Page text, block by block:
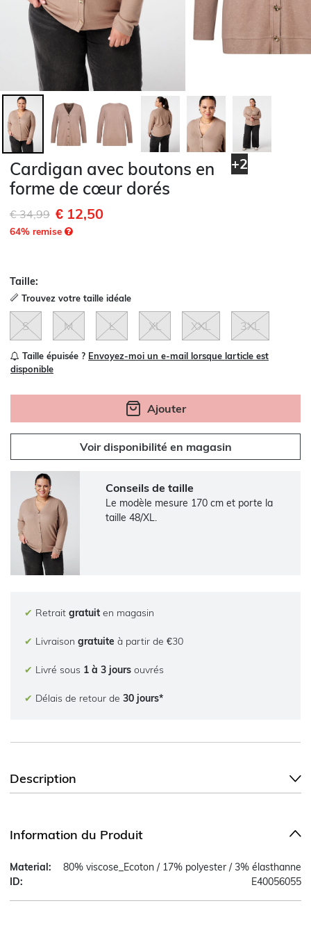
+2
Cardigan avec boutons en
forme de cœur dorés
Remise de
€ 34,99à€ 12,50
64% remise
Taille:
Trouvez votre taille idéale
S M L XL XXL 3XL
Taille épuisée ? Envoyez-moi un e-mail lorsque larticle est
disponible
Ajouter
Voir disponibilité en magasin
Conseils de taille
Le modèle mesure 170 cm et porte la
taille 48/XL.
✔ Retrait gratuit en magasin
✔ Livraison gratuite à partir de €30
✔ Livré sous 1 à 3 jours ouvrés
✔ Délais de retour de 30 jours*
Description
Information du Produit
Material:
80% viscose_Ecoton / 17% polyester / 3% élasthanne
ID:
E40056055